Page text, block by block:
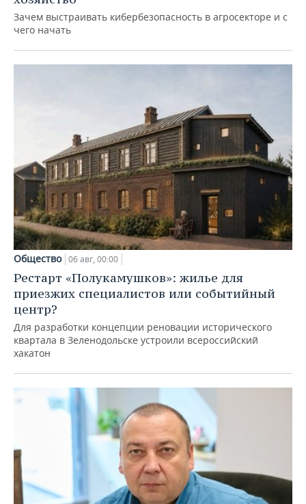
Зачем выстраивать кибербезопасность в агросекторе и с
чего начать
Общество 06 авг, 00:00
Рестарт «Полукамушков»: жилье для
приезжих специалистов или событийный
центр?
Для разработки концепции реновации исторического
квартала в Зеленодольске устроили всероссийский
хакатон